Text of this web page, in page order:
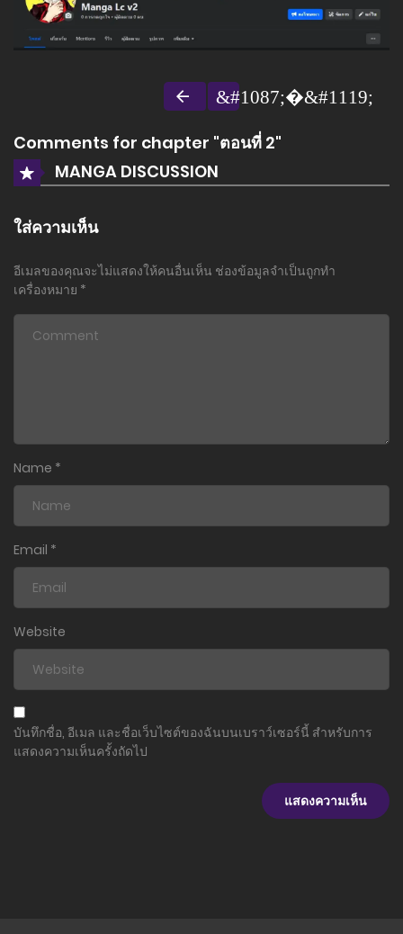
Comments for chapter "ตอนที่ 2"
MANGA DISCUSSION
ใส่ความเห็น
อีเมลของคุณจะไม่แสดงให้คนอื่นเห็น ช่องข้อมูลจำเป็นถูกทำ
เครื่องหมาย *
Name *
Email *
Website
บันทึกชื่อ, อีเมล และชื่อเว็บไซต์ของฉันบนเบราว์เซอร์นี้ สำหรับการ
แสดงความเห็นครั้งถัดไป